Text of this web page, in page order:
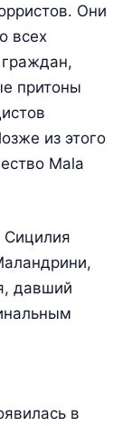
Они
всех
притоны
из этого
Mala
давший
в